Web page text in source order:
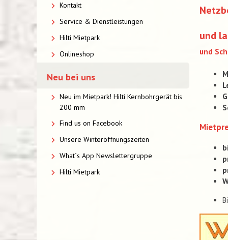
und
und
Kontakt
Service & Dienstleistungen
Hilti Mietpark
Onlineshop
Neu bei uns
Neu im Mietpark! Hilti Kernbohrgerät bis
200 mm
Find us on Facebook
Unsere Winteröffnungszeiten
What´s App Newslettergruppe
Hilti Mietpark